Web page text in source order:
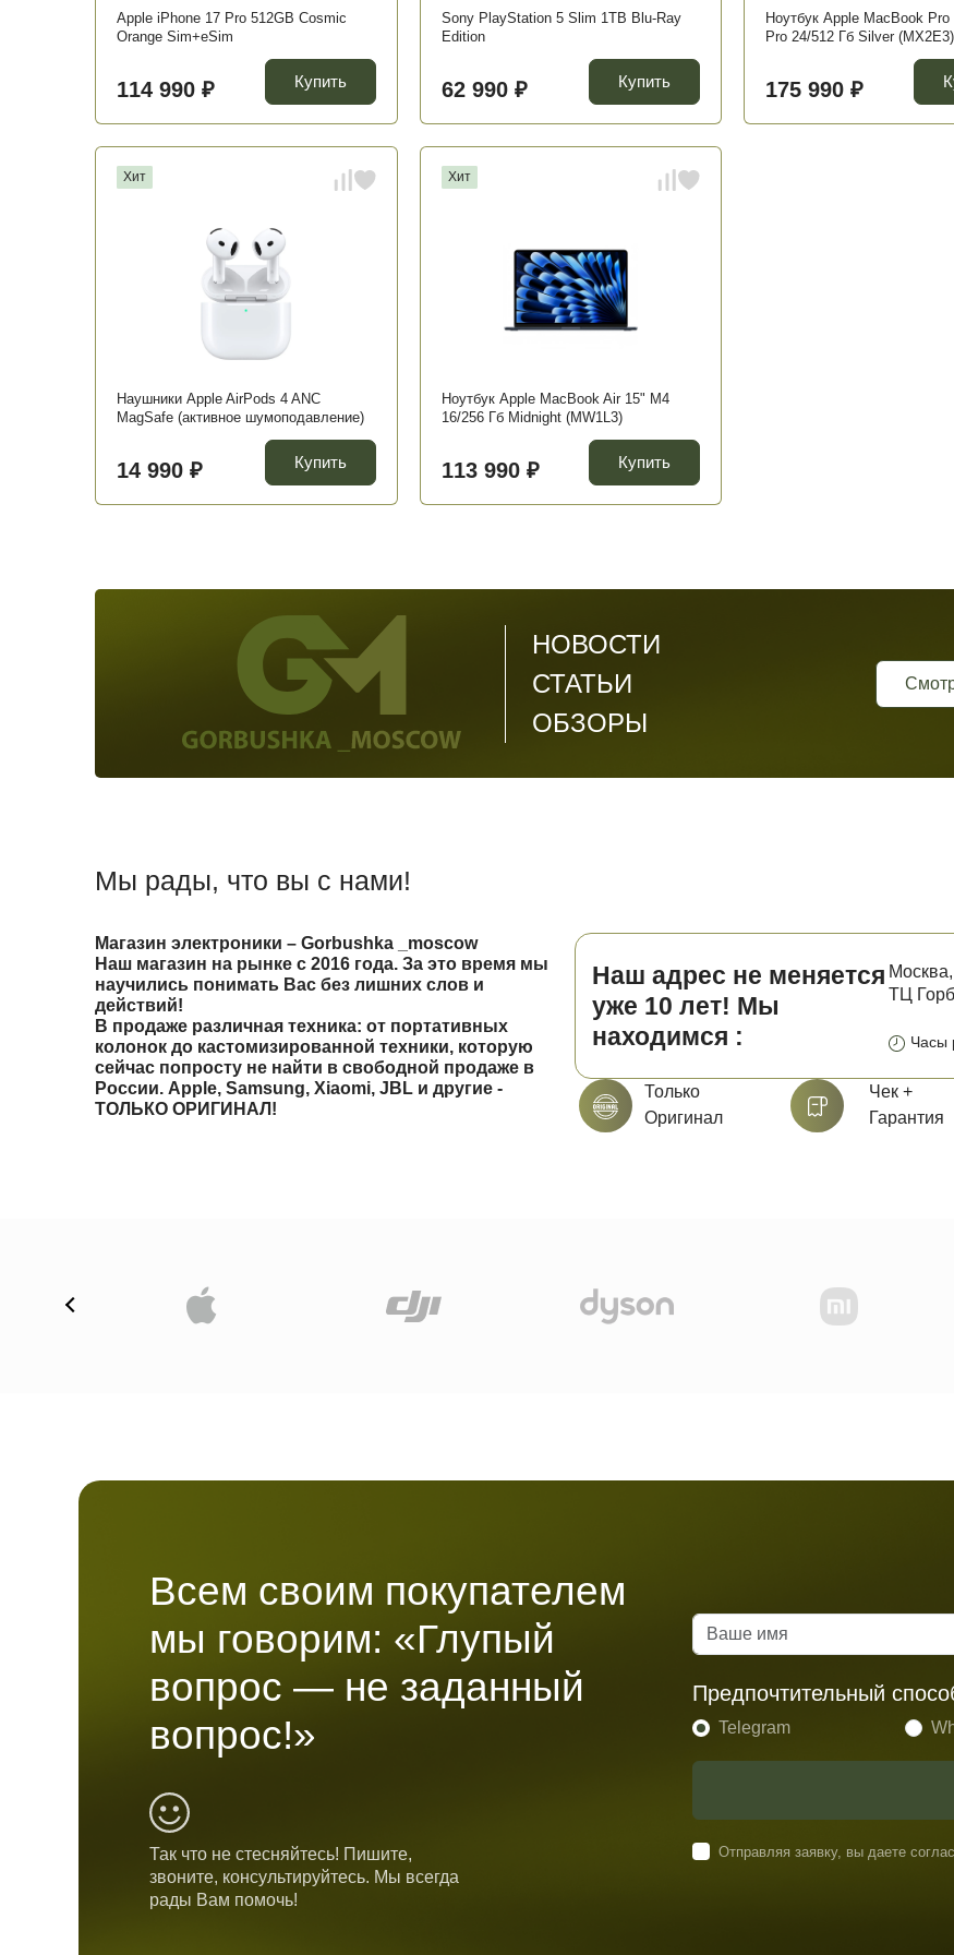
Apple iPhone 17 Pro 512GB Cosmic
Orange Sim+eSim
114 990 ₽ Купить
Sony PlayStation 5 Slim 1TB Blu-Ray
Edition
62 990 ₽ Купить
Ноутбук Apple MacBook
Pro 24/512 Гб Silver (MX2E3)
175 990 ₽
Хит
Наушники Apple AirPods 4 ANC
MagSafe (активное шумоподавление)
14 990 ₽ Купить
Хит
Ноутбук Apple MacBook Air 15" M4
16/256 Гб Midnight (MW1L3)
113 990 ₽ Купить
НОВОСТИ
СТАТЬИ
ОБЗОРЫ
Мы рады, что вы с нами!
Магазин электроники – Gorbushka _moscow
Наш магазин на рынке с 2016 года. За это время мы
научились понимать Вас без лишних слов и
действий!
В продаже различная техника: от портативных
колонок до кастомизированной техники, которую
сейчас попросту не найти в свободной продаже в
России. Apple, Samsung, Xiaomi, JBL и другие -
ТОЛЬКО ОРИГИНАЛ!
Наш адрес не меняется
уже 10 лет! Мы
находимся :
ТЦ
Часы
Только
Оригинал
Чек +
Гарантия
Всем своим покупателем
мы говорим: «Глупый
вопрос — не заданный
вопрос!»
Так что не стесняйтесь! Пишите,
звоните, консультируйтесь. Мы всегда
рады Вам помочь!
Предпочтительный
Telegram
Отправляя заявку, вы даете